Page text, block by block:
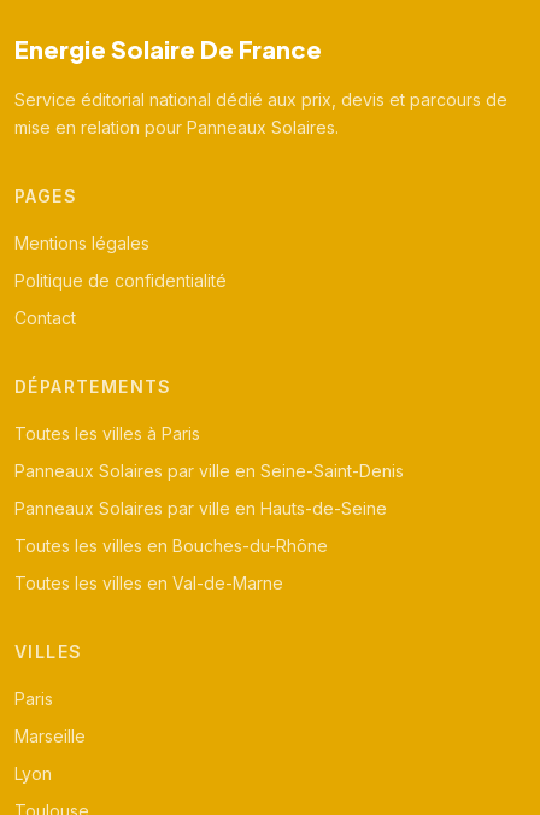
Energie Solaire De France
Service éditorial national dédié aux prix, devis et parcours de
mise en relation pour Panneaux Solaires.
PAGES
Mentions légales
Politique de confidentialité
Contact
DÉPARTEMENTS
Toutes les villes à Paris
Panneaux Solaires par ville en Seine-Saint-Denis
Panneaux Solaires par ville en Hauts-de-Seine
Toutes les villes en Bouches-du-Rhône
Toutes les villes en Val-de-Marne
VILLES
Paris
Marseille
Lyon
Toulouse